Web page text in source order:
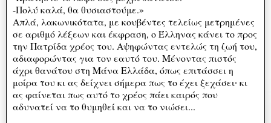
-Πολύ καλά, θα θυσιαστούμε.»
Απλά, λακωνικότατα, με κουβέντες τελείως μετρημένες
σε αριθμό λέξεων και έκφραση, ο Έλληνας κάνει το προς
την Πατρίδα χρέος του. Αψηφώντας εντελώς τη ζωή του,
αδιαφορώντας για τον εαυτό του. Μένοντας πιστός
άχρι θανάτου στη Μάνα Ελλάδα, όπως επιτάσσει η
μοίρα του κι ας δείχνει σήμερα πως το έχει ξεχάσει∙ κι
ας φαίνεται πως αυτό το χρέος πάει καιρός που
αδυνατεί να το θυμηθεί και να το νιώσει...